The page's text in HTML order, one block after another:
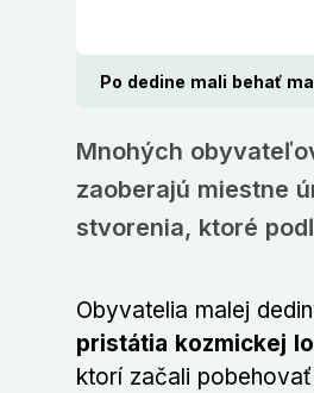
Po dedine mali behať
Mnohých
zaoberajú miestne
stvorenia, ktoré
Obyvatelia malej
pristátia kozmickej
ktorí začali